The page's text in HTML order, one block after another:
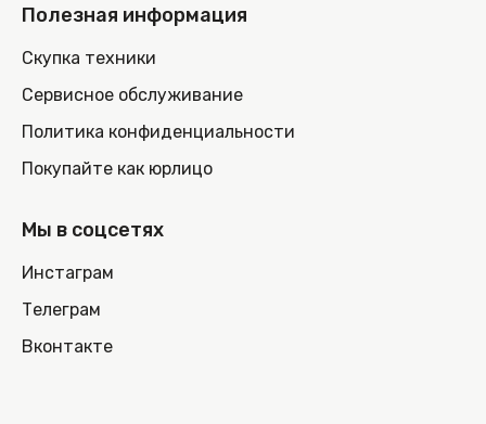
Полезная информация
Скупка техники
Сервисное обслуживание
Политика конфиденциальности
Покупайте как юрлицо
Мы в соцсетях
Инстаграм
Телеграм
Вконтакте